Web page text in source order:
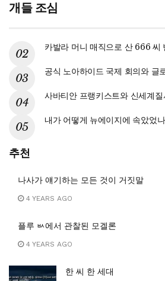
개들 조심
카발라 머니 매직으로 산 666 씨
공식 노아하이드 국제 회의와 글
사바티안 프랭키스트와 신세계질
내가 어떻게 뉴에이지에 속았었나
추천
나사가 얘기하는 모든 것이 거짓말
4 YEARS AGO
플루 ㅄ에서 관찰된 모겔론
4 YEARS AGO
한 씨 한 세대